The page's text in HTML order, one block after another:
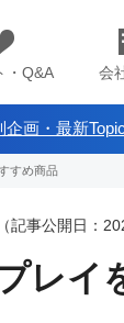
・Q&A 会
画・最新
すめ商品
（記事公開日：
レイ